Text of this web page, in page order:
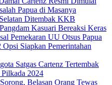
Papua di Masanya
Ditembak KKB
Kasuari Bereaksi Keras
Pemekaran UU Otsus Papua
Siapkan Pemerintahan
Satgas Cartenz Tertembak
2024
Belasan Orang Tewas